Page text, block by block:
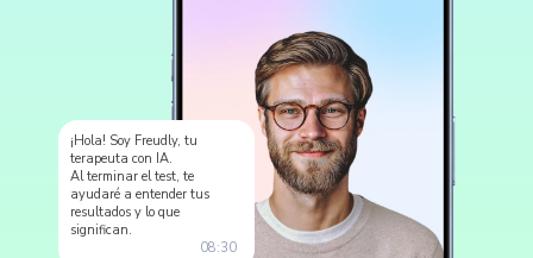
¡Hola! Soy Freudly, tu
terapeuta con IA.
Al terminar el test, te
ayudaré a entender tus
resultados y lo que
significan.
08:30